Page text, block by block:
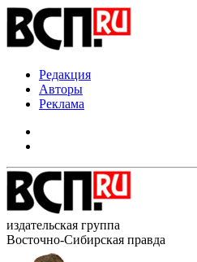
Редакция
Авторы
Реклама
издательская группа
Восточно-Сибирская правда